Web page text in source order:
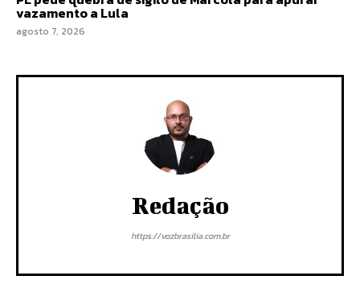
vazamento a Lula
agosto 7, 2026
Redação
https://vozbrasilia.com.br